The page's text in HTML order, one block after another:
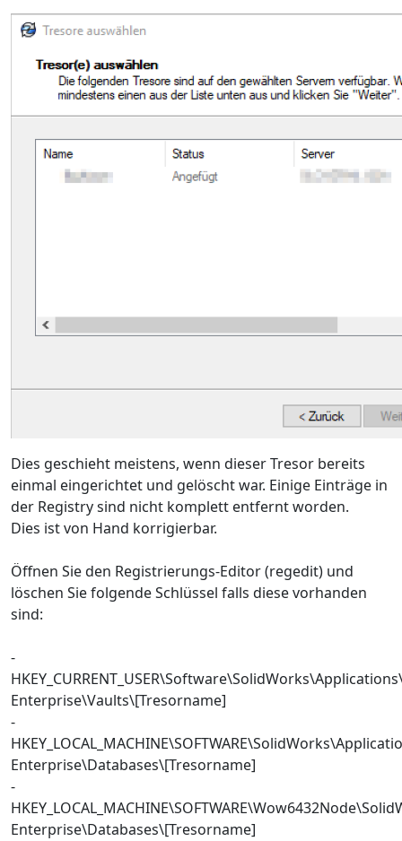
Dies geschieht meistens, wenn dieser Tresor bereits
einmal eingerichtet und gelöscht war. Einige Einträge in
der Registry sind nicht komplett entfernt worden.
Dies ist von Hand korrigierbar.
Öffnen Sie den Registrierungs-Editor (regedit) und
löschen Sie folgende Schlüssel falls diese vorhanden
sind:
-
Enterprise\Vaults\[Tresorname]
-
Enterprise\Databases\[Tresorname]
-
Enterprise\Databases\[Tresorname]